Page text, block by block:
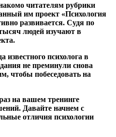
читателям рубрики
им проект «Психология
развивается. Судя по
людей изучают в
известного психолога в
не преминули снова
чтобы побеседовать на
на вашем тренинге
Давайте начнем с
отличия психологии